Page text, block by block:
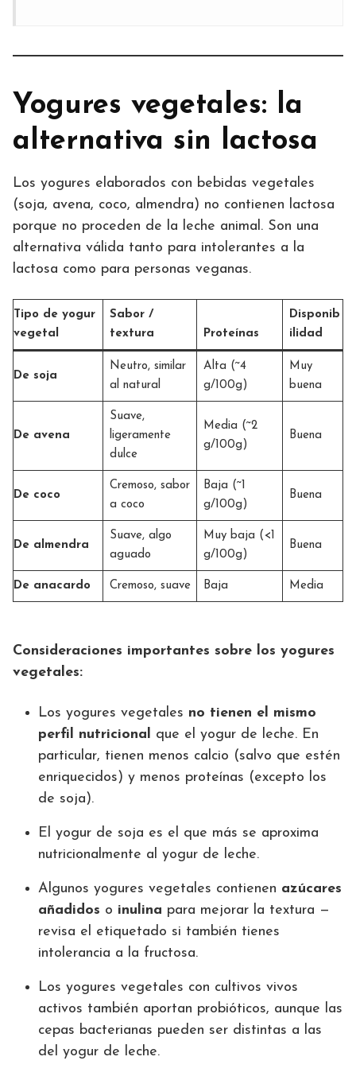
Yogures vegetales: la
alternativa sin lactosa
Los yogures elaborados con bebidas vegetales
(soja, avena, coco, almendra) no contienen lactosa
porque no proceden de la leche animal. Son una
alternativa válida tanto para intolerantes a la
lactosa como para personas veganas.
Tipo de yogur
vegetal
Sabor /
textura
Proteínas
Disponib
ilidad
De soja
Neutro, similar
al natural
Alta (~4
g/100g)
Muy
buena
De avena
Suave,
ligeramente
dulce
Media (~2
g/100g)
Buena
De coco
Cremoso, sabor
a coco
Baja (~1
g/100g)
Buena
De almendra
Suave, algo
aguado
Muy baja (<1
g/100g)
Buena
De anacardo Cremoso, suave Baja Media
Consideraciones importantes sobre los yogures
vegetales:
Los yogures vegetales no tienen el mismo
perfil nutricional que el yogur de leche. En
particular, tienen menos calcio (salvo que estén
enriquecidos) y menos proteínas (excepto los
de soja).
El yogur de soja es el que más se aproxima
nutricionalmente al yogur de leche.
Algunos yogures vegetales contienen azúcares
añadidos o inulina para mejorar la textura —
revisa el etiquetado si también tienes
intolerancia a la fructosa.
Los yogures vegetales con cultivos vivos
activos también aportan probióticos, aunque las
cepas bacterianas pueden ser distintas a las
del yogur de leche.